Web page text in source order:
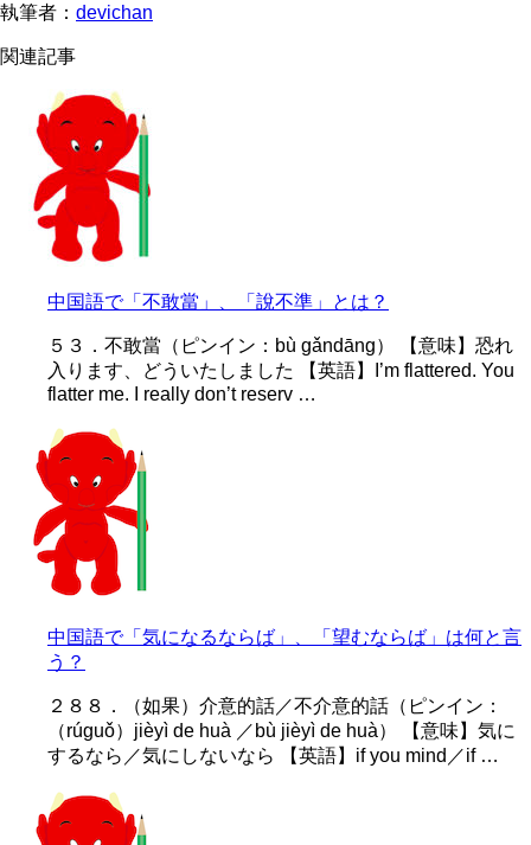
執筆者： devichan
関連記事
中国語で「不敢當」、「說不準」とは？
５３．不敢當（ピンイン：bù gǎndāng） 【意味】恐れ
入ります、どういたしました 【英語】I’m flattered. You
flatter me. I really don’t reserv …
中国語で「気になるならば」、「望むならば」は何と言
う？
２８８．（如果）介意的話／不介意的話（ピンイン：
（rúguǒ）jièyì de huà ／bù jièyì de huà） 【意味】気に
するなら／気にしないなら 【英語】if you mind／if …